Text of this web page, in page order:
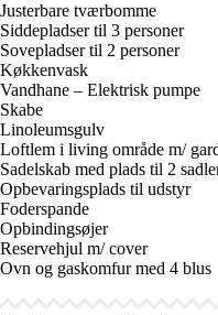
Justerbare tværbomme
Siddepladser til 3 personer
Sovepladser til 2 personer
Køkkenvask
Vandhane – Elektrisk pumpe
Skabe
Linoleumsgulv
Loftlem i living område m/
Sadelskab med plads til 2
Opbevaringsplads til udstyr
Foderspande
Opbindingsøjer
Reservehjul m/ cover
Ovn og gaskomfur med 4 blus